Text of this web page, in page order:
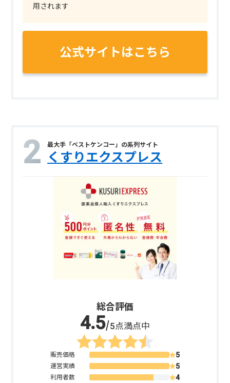
用されます
公式サイトはこちら
最大手「ベストケンコー」の系列サイト
くすりエクスプレス
総合評価
/5点満点中
販売価格
運営実績
利用者数